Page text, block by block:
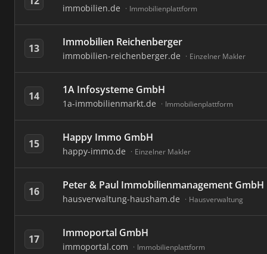
immobilien.de Immobilienplattform
13 Immobilien Reichenberger
immobilien-reichenberger.de Einzelner Makler
14 1A Infosysteme GmbH
1a-immobilienmarkt.de Immobilienplattform
15 Happy Immo GmbH
happy-immo.de Einzelner Makler
16 Peter & Paul Immobilienmanagement GmbH
hausverwaltung-hausham.de Hausverwaltung
17 Immoportal GmbH
immoportal.com Immobilienplattform